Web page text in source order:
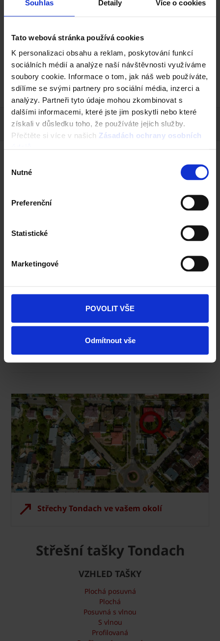
Souhlas Detaily Více o cookies
Tato webová stránka používá cookies
K personalizaci obsahu a reklam, poskytování funkcí
sociálních médií a analýze naší návštěvnosti využíváme
soubory cookie. Informace o tom, jak náš web používáte,
sdílíme se svými partnery pro sociální média, inzerci a
analýzy. Partneři tyto údaje mohou zkombinovat s
dalšími informacemi, které jste jim poskytli nebo které
získali v důsledku toho, že používáte jejich služby.
Přečtěte si více v našich Zásadách ochrany osobních
souhlasu
Nutné
Preferenční
Statistické
Marketingové
POVOLIT VŠE
Odmítnout vše
Contiton 12 - Engoba černá
Reference Tondach
Střechy Tondach ve vašem okolí
Střešní tašky Tondach
VZHLED TAŠKY
Plochá posuvná
Plochá
Posuvná s vlnou
S vlnou
Profilovaná